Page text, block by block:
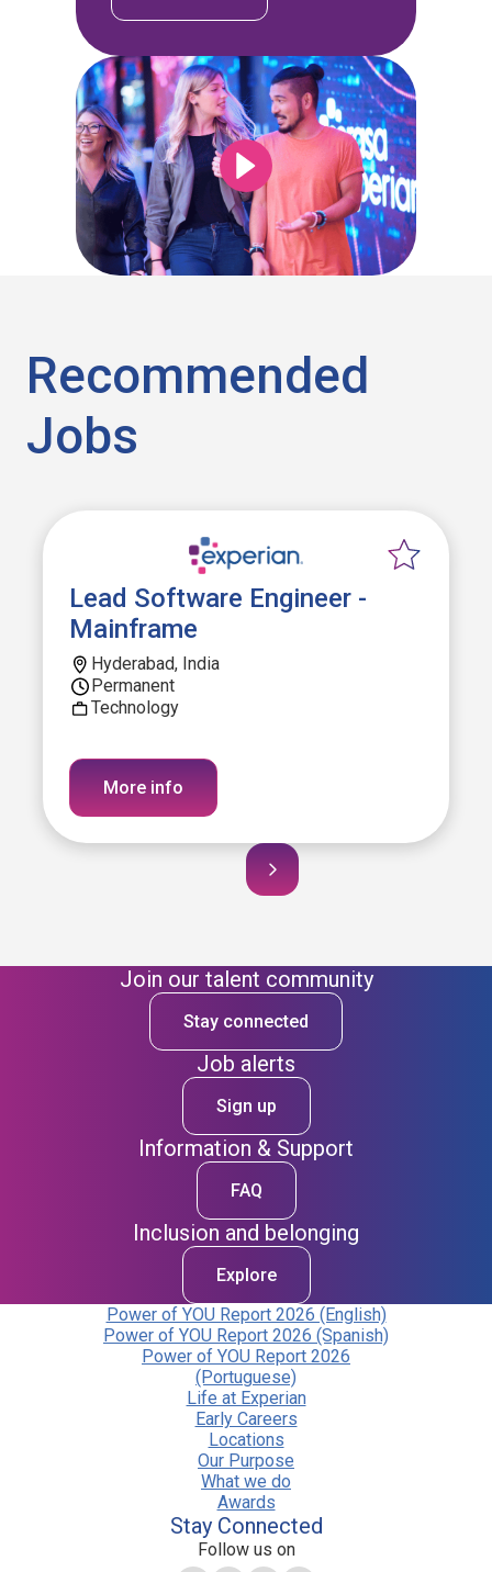
Recommended
Jobs
Lead Software Engineer -
Mainframe
Hyderabad, India
Permanent
Technology
More info
Join our talent community
Stay connected
Job alerts
Sign up
Information & Support
FAQ
Inclusion and belonging
Explore
Power of YOU Report 2026 (English)
Power of YOU Report 2026 (Spanish)
Power of YOU Report 2026
(Portuguese)
Life at Experian
Early Careers
Locations
Our Purpose
What we do
Awards
Stay Connected
Follow us on